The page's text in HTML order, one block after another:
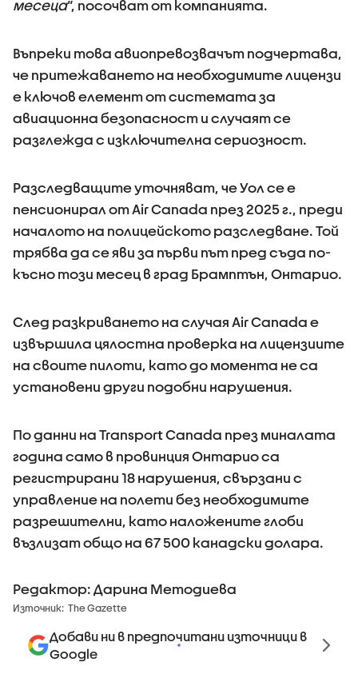
месеца“, посочват от компанията.
Въпреки това авиопревозвачът подчертава,
че притежаването на необходимите лицензи
е ключов елемент от системата за
авиационна безопасност и случаят се
разглежда с изключителна сериозност.
Разследващите уточняват, че Уол се е
пенсионирал от Air Canada през 2025 г., преди
началото на полицейското разследване. Той
трябва да се яви за първи път пред съда по-
късно този месец в град Брамптън, Онтарио.
След разкриването на случая Air Canada е
извършила цялостна проверка на лицензиите
на своите пилоти, като до момента не са
установени други подобни нарушения.
По данни на Transport Canada през миналата
година само в провинция Онтарио са
регистрирани 18 нарушения, свързани с
управление на полети без необходимите
разрешителни, като наложените глоби
възлизат общо на 67 500 канадски долара.
Редактор: Дарина Методиева
Източник: The Gazette
Добави ни в предпочитани източници в
Google